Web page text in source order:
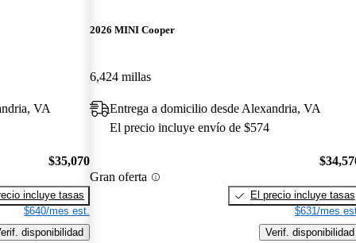
VA
$35,070
incluye tasas
$640/mes est.
disponibilidad
2026 MINI Cooper
6,424 millas
Entrega a domicilio desde Alexandria, VA
El precio incluye envío de $574
Gran oferta
El precio incluye tasas
$631/mes
Verif. disponibilidad